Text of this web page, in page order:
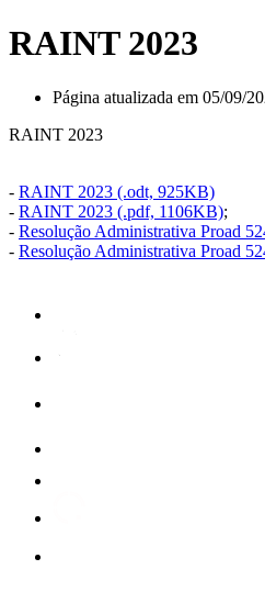
RAINT 2023
Página atualizada em 05/09/
RAINT 2023
- RAINT 2023 (.odt, 925KB)
- RAINT 2023 (.pdf, 1106KB);
- Resolução Administrativa Proad
- Resolução Administrativa Proad